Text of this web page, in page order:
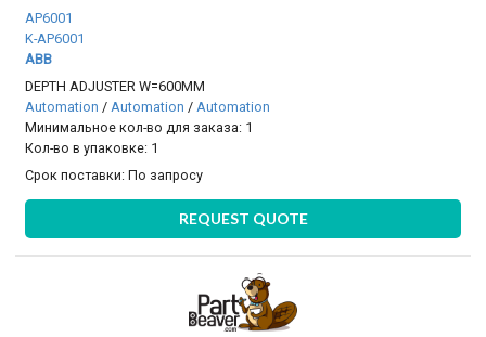
AP6001
K-AP6001
ABB
DEPTH ADJUSTER W=600MM
Automation / Automation / Automation
Минимальное кол-во для заказа: 1
Кол-во в упаковке: 1
Срок поставки:По запросу
REQUEST QUOTE